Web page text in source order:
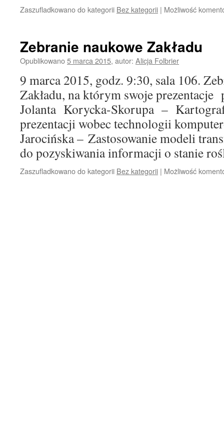
Zaszufladkowano do kategorii Bez kategorii | Możliwość
Zebranie naukowe Zakładu
Opublikowano5 marca 2015, autor: Alicja Folbrier
9 marca 2015, godz. 9:30, sala 106.
Zakładu, na którym swoje
Jolanta Korycka-Skorupa –
prezentacji wobec technologii
Jarocińska – Zastosowanie modeli
do pozyskiwania informacji o stanie
Zaszufladkowano do kategorii Bez kategorii | Możliwość